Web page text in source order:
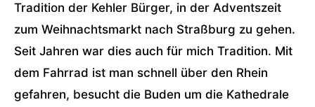
Tradition der Kehler Bürger, in der Adventszeit
zum Weihnachtsmarkt nach Straßburg zu gehen.
Seit Jahren war dies auch für mich Tradition. Mit
dem Fahrrad ist man schnell über den Rhein
gefahren, besucht die Buden um die Kathedrale